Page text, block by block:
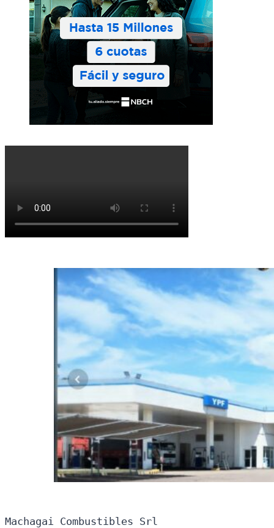
Machagai Combustibles Srl